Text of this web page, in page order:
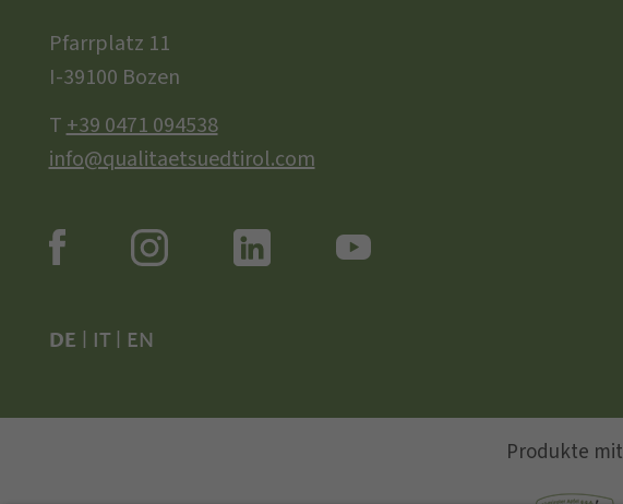
Pfarrplatz 11
I-39100 Bozen
T+39 0471 094538
info@qualitaetsuedtirol.com
DE IT| EN
Produkte